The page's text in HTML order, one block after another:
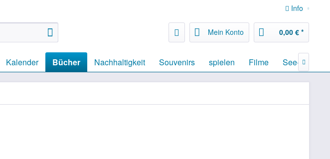
Info
Mein Konto 0,00 € *
Kalender Bücher Nachhaltigkeit Souvenirs spielen Filme See- &
